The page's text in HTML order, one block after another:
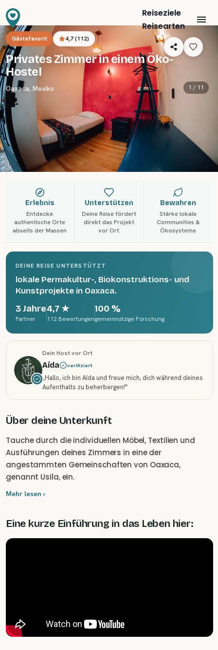
Reiseziele
Reisearten
Gästefavorit 4,7(112)
Privates Zimmer in einem Öko-
Hostel
Oaxaca, Mexiko 1 / 11
Erlebnis
Entdecke
authentische Orte
abseits der Massen
Unterstützen
Deine Reise fördert
direkt das Projekt
vor Ort
Bewahren
Stärke lokale
Communities &
Ökosysteme
DEINE REISE UNTERSTÜTZT
lokale Permakultur-, Biokonstruktions- und
Kunstprojekte in Oaxaca.
3 Jahre
Partner
4,7★
112 Bewertungen
100 %
gemeinnützige Forschung
Dein Host vor Ort
Aída verifiziert
„Hallo, ich bin Aída und freue mich, dich während deines
Aufenthalts zu beherbergen!"
Über deine Unterkunft
Tauche durch die individuellen Möbel, Textilien und
Ausführungen deines Zimmers in eine der
angestammten Gemeinschaften von Oaxaca,
genannt Usila, ein.
Mehr lesen ›
Eine kurze Einführung in das Leben hier: